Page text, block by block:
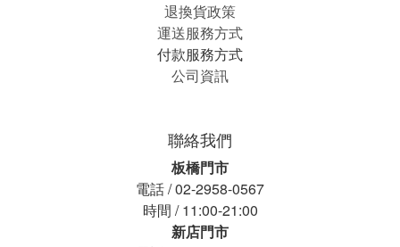
退換貨政策
運送服務方式
付款服務方式
公司資訊
聯絡我們
板橋門市
電話 / 02-2958-0567
時間 / 11:00-21:00
新店門市